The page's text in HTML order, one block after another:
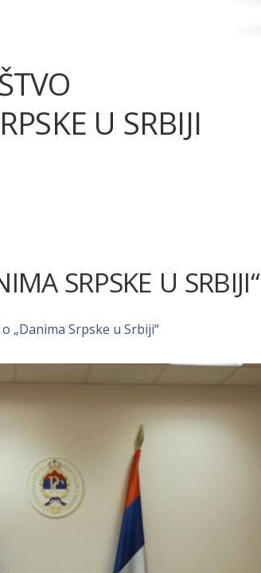
U SRBIJI
SRPSKE U SRBIJI“
„Danima Srpske u Srbiji“